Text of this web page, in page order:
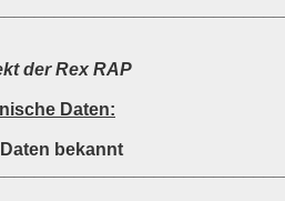
der Rex RAP
Daten:
bekannt